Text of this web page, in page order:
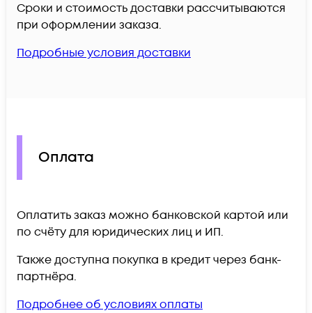
Сроки и стоимость доставки рассчитываются
при оформлении заказа.
Подробные условия доставки
Оплата
Оплатить заказ можно банковской картой или
по счёту для юридических лиц и ИП.
Также доступна покупка в кредит через банк-
партнёра.
Подробнее об условиях оплаты